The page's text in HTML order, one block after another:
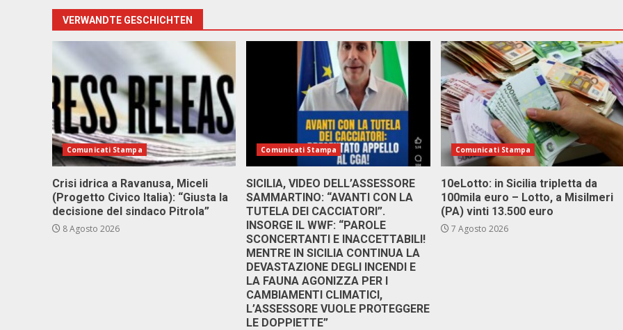
VERWANDTE GESCHICHTEN
Comunicati Stampa
Crisi idrica a Ravanusa, Miceli
(Progetto Civico Italia): “Giusta la
decisione del sindaco Pitrola”
8 Agosto 2026
Comunicati Stampa
SICILIA, VIDEO DELL’ASSESSORE
SAMMARTINO: “AVANTI CON LA
TUTELA DEI CACCIATORI”.
INSORGE IL WWF: “PAROLE
SCONCERTANTI E INACCETTABILI!
MENTRE IN SICILIA CONTINUA LA
DEVASTAZIONE DEGLI INCENDI E
LA FAUNA AGONIZZA PER I
CAMBIAMENTI CLIMATICI,
L’ASSESSORE VUOLE PROTEGGERE
LE DOPPIETTE”
Comunicati Stampa
10eLotto: in Sicilia tripletta da
100mila euro – Lotto, a Misilmeri
(PA) vinti 13.500 euro
7 Agosto 2026